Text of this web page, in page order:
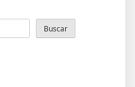
Buscar